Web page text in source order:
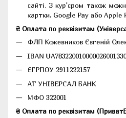
сайті. З кур'єром також
картки, Google Pay або Apple
₴ Оплата по реквізитам
ФЛП Кожевников Євгеній
IBAN
ЄГРПОУ 2911222157
АТ УНІВЕРСАЛ БАНК
МФО 322001
₴ Оплата по реквізитам